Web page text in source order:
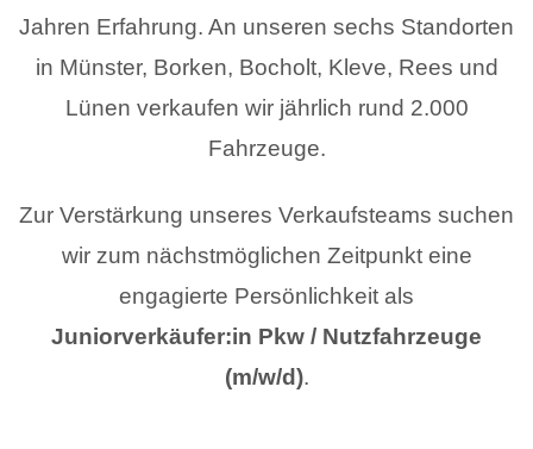
Jahren Erfahrung. An unseren sechs Standorten
in Münster, Borken, Bocholt, Kleve, Rees und
Lünen verkaufen wir jährlich rund 2.000
Fahrzeuge.
Zur Verstärkung unseres Verkaufsteams suchen
wir zum nächstmöglichen Zeitpunkt eine
engagierte Persönlichkeit als
Juniorverkäufer:in Pkw / Nutzfahrzeuge
(m/w/d).